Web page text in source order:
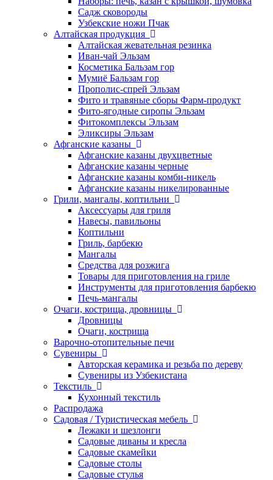
Садж сковороды
Узбекские ножи Пчак
Алтайская продукция
Алтайская жевательная резинка
Иван-чай Эльзам
Косметика Бальзам гор
Мумиё Бальзам гор
Прополис-спрей Эльзам
Фито и травяные сборы Фарм-продукт
Фито-ягодные сиропы Эльзам
Фитокомплексы Эльзам
Эликсиры Эльзам
Афганские казаны
Афганские казаны двухцветные
Афганские казаны черные
Афганские казаны комби-никель
Афганские казаны никелированные
Грили, мангалы, коптильни
Аксессуары для гриля
Навесы, павильоны
Коптильни
Гриль, барбекю
Мангалы
Средства для розжига
Товары для приготовления на гриле
Инструменты для приготовления барбекю
Печь-мангалы
Очаги, кострища, дровницы
Дровницы
Очаги, кострища
Варочно-отопительные печи
Сувениры
Авторская керамика и резьба по дереву
Сувениры из Узбекистана
Текстиль
Кухонный текстиль
Распродажа
Садовая / Туристическая мебель
Лежаки и шезлонги
Садовые диваны и кресла
Садовые скамейки
Садовые столы
Садовые стулья